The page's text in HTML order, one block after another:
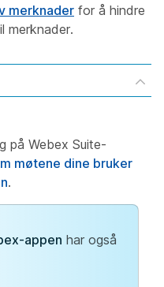
merknader for å hindre
merknader.
på Webex Suite-
møtene dine bruker
.
appen har også